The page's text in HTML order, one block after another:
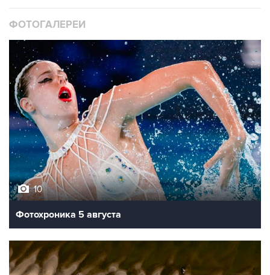
ФОТОГАЛЕРЕИ
10
Фотохроника 5 августа